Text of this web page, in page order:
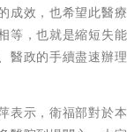
成效，也希望此醫
等，也就是縮短失
醫政的手續盡速辦
表示，衛福部對於